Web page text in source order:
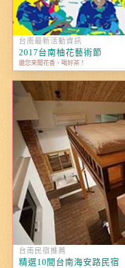
台南最新活動資訊
2017台南柚花藝術節
邀您來聞花香、喝好茶！
台南民宿推薦
精選10間台南海安路民宿